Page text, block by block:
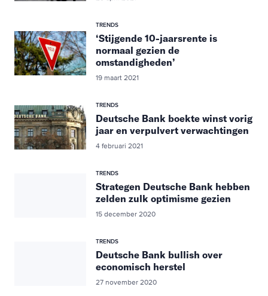
TRENDS
‘Stijgende 10-jaarsrente is
normaal gezien de
omstandigheden’
19 maart 2021
TRENDS
Deutsche Bank boekte winst vorig
jaar en verpulvert verwachtingen
4 februari 2021
TRENDS
Strategen Deutsche Bank hebben
zelden zulk optimisme gezien
15 december 2020
TRENDS
Deutsche Bank bullish over
economisch herstel
27 november 2020